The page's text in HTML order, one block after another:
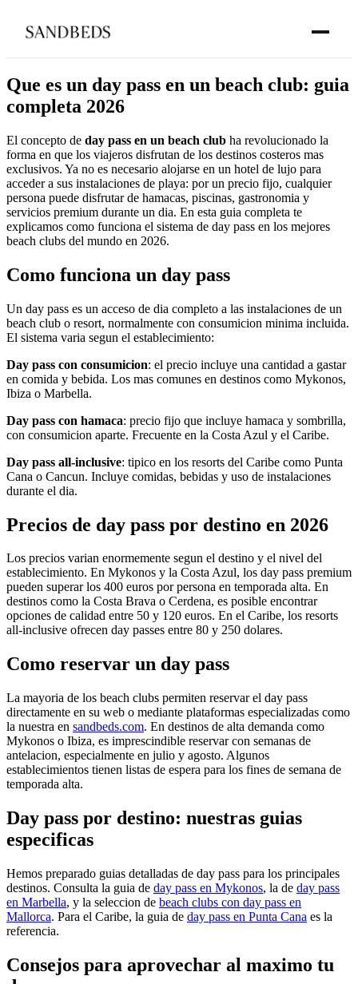
Que es un day pass en un beach club: guia
completa 2026
El concepto de day pass en un beach club ha revolucionado la
forma en que los viajeros disfrutan de los destinos costeros mas
exclusivos. Ya no es necesario alojarse en un hotel de lujo para
acceder a sus instalaciones de playa: por un precio fijo, cualquier
persona puede disfrutar de hamacas, piscinas, gastronomia y
servicios premium durante un dia. En esta guia completa te
explicamos como funciona el sistema de day pass en los mejores
beach clubs del mundo en 2026.
Como funciona un day pass
Un day pass es un acceso de dia completo a las instalaciones de un
beach club o resort, normalmente con consumicion minima incluida.
El sistema varia segun el establecimiento:
Day pass con consumicion: el precio incluye una cantidad a gastar
en comida y bebida. Los mas comunes en destinos como Mykonos,
Ibiza o Marbella.
Day pass con hamaca: precio fijo que incluye hamaca y sombrilla,
con consumicion aparte. Frecuente en la Costa Azul y el Caribe.
Day pass all-inclusive: tipico en los resorts del Caribe como Punta
Cana o Cancun. Incluye comidas, bebidas y uso de instalaciones
durante el dia.
Precios de day pass por destino en 2026
Los precios varian enormemente segun el destino y el nivel del
establecimiento. En Mykonos y la Costa Azul, los day pass premium
pueden superar los 400 euros por persona en temporada alta. En
destinos como la Costa Brava o Cerdena, es posible encontrar
opciones de calidad entre 50 y 120 euros. En el Caribe, los resorts
all-inclusive ofrecen day passes entre 80 y 250 dolares.
Como reservar un day pass
La mayoria de los beach clubs permiten reservar el day pass
directamente en su web o mediante plataformas especializadas como
la nuestra en sandbeds.com. En destinos de alta demanda como
Mykonos o Ibiza, es imprescindible reservar con semanas de
antelacion, especialmente en julio y agosto. Algunos
establecimientos tienen listas de espera para los fines de semana de
temporada alta.
Day pass por destino: nuestras guias
especificas
Hemos preparado guias detalladas de day pass para los principales
destinos. Consulta la guia de day pass en Mykonos, la de day pass
en Marbella, y la seleccion de beach clubs con day pass en
Mallorca. Para el Caribe, la guia de day pass en Punta Cana es la
referencia.
Consejos para aprovechar al maximo tu